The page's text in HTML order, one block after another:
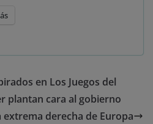
en Los Juegos del
plantan cara al gobierno
extrema derecha de Europa